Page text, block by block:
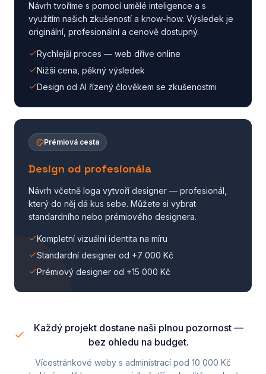
Návrh tvoříme s pomocí umělé inteligence a s
využitím našich zkušeností a know-how. Výsledek je
originální, profesionální a cenově dostupný.
Rychlejší proces — web dříve online
Nižší cena, pěkný výsledek
Design od AI řízený člověkem se zkušenostmi
Prémiová cesta
Design od profesionála
Návrh včetně loga vytvoří designer — profesionál,
který do něj dá kus sebe. Můžete si vybrat
standardního nebo prémiového designera.
Kompletní vizuální identita na míru
Standardní designer od +7 000 Kč
Prémiový designer od +15 000 Kč
Každý projekt dostane naši plnou pozornost —
bez ohledu na budget.
Vícestránkové weby s administrací pod 10 000 Kč